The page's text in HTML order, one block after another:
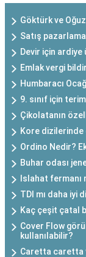
Göktürk ve
Satış
Devir için
Emlak vergi
Humbaracı
9. sınıf için
Çikolatanın
Kore dizilerinde
Ordino Nedir?
Buhar odası
Islahat fermanı
TDI mı daha iyi
Kaç çeşit çatal
Cover Flow
kullanılabilir?
Caretta caretta